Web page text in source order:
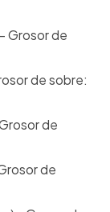
Grosor de
de sobre:
de
de